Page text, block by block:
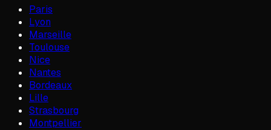
Paris
Lyon
Marseille
Toulouse
Nice
Nantes
Bordeaux
Lille
Strasbourg
Montpellier